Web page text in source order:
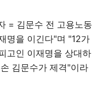
= 김문수 전 고용노동
명을 이긴다"며 "12가
고인 이재명을 상대하
김문수가 제격"이라